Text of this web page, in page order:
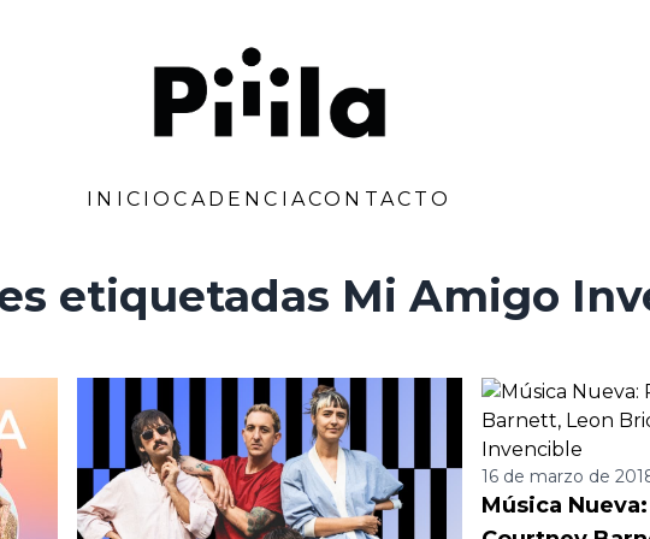
INICIOCADENCIACONTACTO
etiquetadas Mi Amigo
16 de marzo de
Música